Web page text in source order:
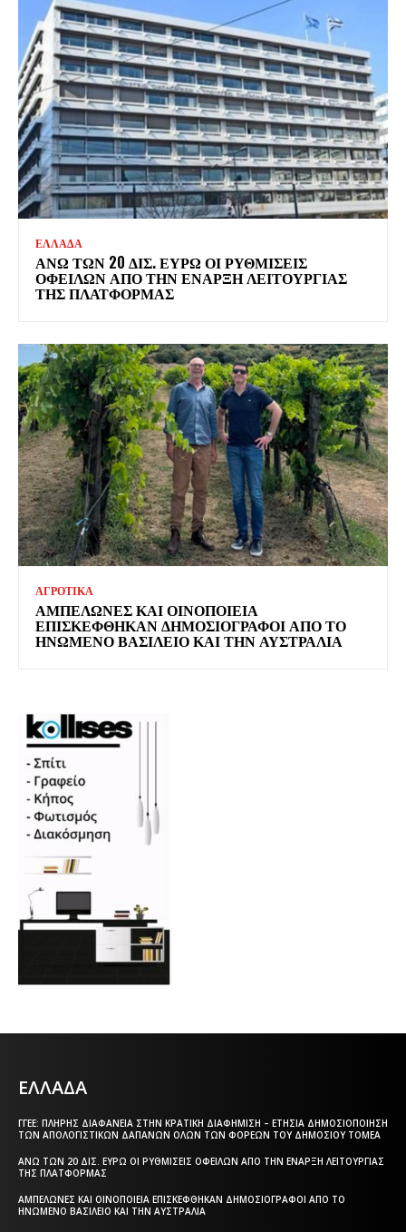
ΕΛΛΑΔΑ
ΆΝΩ ΤΩΝ 20 ΔΙΣ. ΕΥΡΏ ΟΙ ΡΥΘΜΊΣΕΙΣ
ΟΦΕΙΛΏΝ ΑΠΌ ΤΗΝ ΈΝΑΡΞΗ ΛΕΙΤΟΥΡΓΊΑΣ
ΤΗΣ ΠΛΑΤΦΌΡΜΑΣ
ΑΓΡΟΤΙΚΑ
ΑΜΠΕΛΏΝΕΣ ΚΑΙ ΟΙΝΟΠΟΙΕΊΑ
ΕΠΙΣΚΈΦΘΗΚΑΝ ΔΗΜΟΣΙΟΓΡΆΦΟΙ ΑΠΌ ΤΟ
ΗΝΩΜΈΝΟ ΒΑΣΊΛΕΙΟ ΚΑΙ ΤΗΝ ΑΥΣΤΡΑΛΊΑ
ΕΛΛΑΔΑ
ΓΓΕΕ: ΠΛΉΡΗΣ ΔΙΑΦΆΝΕΙΑ ΣΤΗΝ ΚΡΑΤΙΚΉ ΔΙΑΦΉΜΙΣΗ – EΤΉΣΙΑ ΔΗΜΟΣΙΟΠΟΊΗΣΗ
ΤΩΝ ΑΠΟΛΟΓΙΣΤΙΚΏΝ ΔΑΠΑΝΏΝ ΌΛΩΝ ΤΩΝ ΦΟΡΈΩΝ ΤΟΥ ΔΗΜΟΣΊΟΥ ΤΟΜΈΑ
ΆΝΩ ΤΩΝ 20 ΔΙΣ. ΕΥΡΏ ΟΙ ΡΥΘΜΊΣΕΙΣ ΟΦΕΙΛΏΝ ΑΠΌ ΤΗΝ ΈΝΑΡΞΗ ΛΕΙΤΟΥΡΓΊΑΣ
ΤΗΣ ΠΛΑΤΦΌΡΜΑΣ
ΑΜΠΕΛΏΝΕΣ ΚΑΙ ΟΙΝΟΠΟΙΕΊΑ ΕΠΙΣΚΈΦΘΗΚΑΝ ΔΗΜΟΣΙΟΓΡΆΦΟΙ ΑΠΌ ΤΟ
ΗΝΩΜΈΝΟ ΒΑΣΊΛΕΙΟ ΚΑΙ ΤΗΝ ΑΥΣΤΡΑΛΊΑ